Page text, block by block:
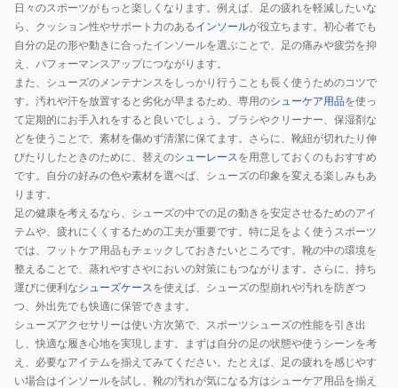
日々のスポーツがもっと楽しくなります。例えば、足の疲れを軽減したいな
ら、クッション性やサポート力のあるインソールが役立ちます。初心者でも
自分の足の形や動きに合ったインソールを選ぶことで、足の痛みや疲労を抑
え、パフォーマンスアップにつながります。
また、シューズのメンテナンスをしっかり行うことも長く使うためのコツで
す。汚れや汗を放置すると劣化が早まるため、専用のシューケア用品を使っ
て定期的にお手入れをすると良いでしょう。ブラシやクリーナー、保湿剤な
どを使うことで、素材を傷めず清潔に保てます。さらに、靴紐が切れたり伸
びたりしたときのために、替えのシューレースを用意しておくのもおすすめ
です。自分の好みの色や素材を選べば、シューズの印象を変える楽しみもあ
ります。
足の健康を考えるなら、シューズの中での足の動きを安定させるためのアイ
テムや、疲れにくくするための工夫が重要です。特に足をよく使うスポーツ
では、フットケア用品もチェックしておきたいところです。靴の中の環境を
整えることで、蒸れやすさやにおいの対策にもつながります。さらに、持ち
運びに便利なシューズケースを使えば、シューズの型崩れや汚れを防ぎつ
つ、外出先でも快適に保管できます。
シューズアクセサリーは使い方次第で、スポーツシューズの性能を引き出
し、快適な履き心地を実現します。まずは自分の足の状態や使うシーンを考
え、必要なアイテムを揃えてみてください。たとえば、足の疲れを感じやす
い場合はインソールを試し、靴の汚れが気になる方はシューケア用品を揃え